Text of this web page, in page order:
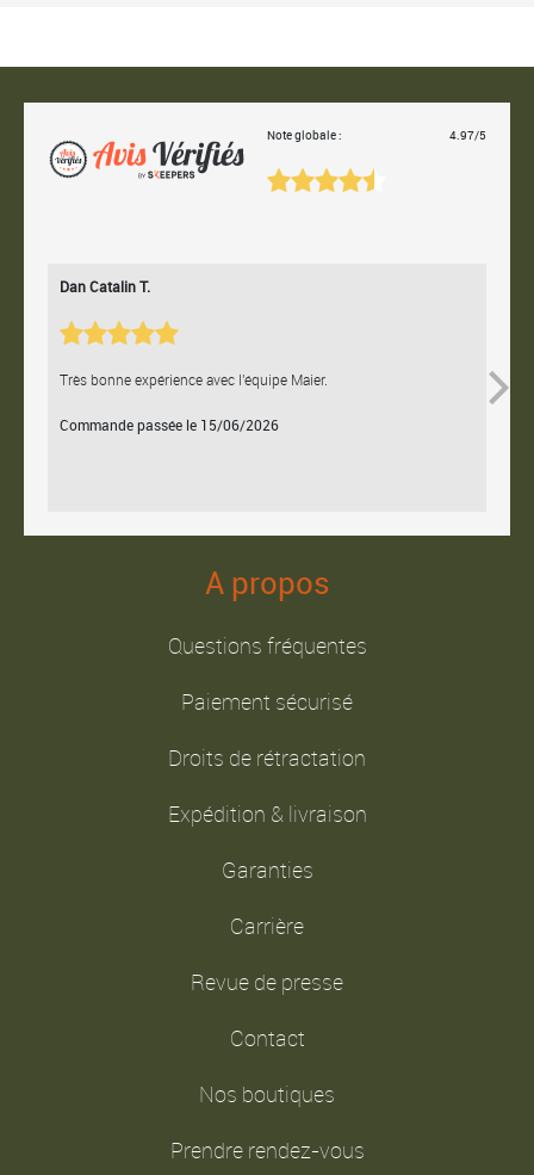
Note globale : 4.97/5
Dan Catalin T.
Très bonne expérience avec l'équipe Maier.
Commande passée le 15/06/2026
A propos
Questions fréquentes
Paiement sécurisé
Droits de rétractation
Expédition & livraison
Garanties
Carrière
Revue de presse
Contact
Nos boutiques
Prendre rendez-vous